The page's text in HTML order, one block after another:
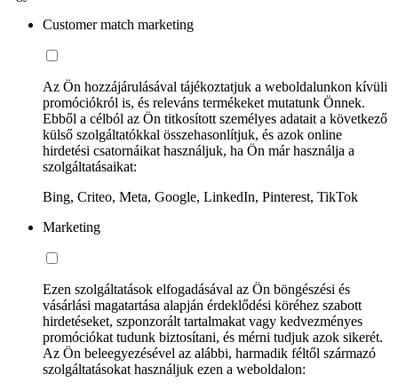
Customer match marketing
Az Ön hozzájárulásával tájékoztatjuk a weboldalunkon kívüli
promóciókról is, és releváns termékeket mutatunk Önnek.
Ebből a célból az Ön titkosított személyes adatait a következő
külső szolgáltatókkal összehasonlítjuk, és azok online
hirdetési csatornáikat használjuk, ha Ön már használja a
szolgáltatásaikat:
Bing, Criteo, Meta, Google, LinkedIn, Pinterest, TikTok
Marketing
Ezen szolgáltatások elfogadásával az Ön böngészési és
vásárlási magatartása alapján érdeklődési köréhez szabott
hirdetéseket, szponzorált tartalmakat vagy kedvezményes
promóciókat tudunk biztosítani, és mérni tudjuk azok sikerét.
Az Ön beleegyezésével az alábbi, harmadik féltől származó
szolgáltatásokat használjuk ezen a weboldalon: